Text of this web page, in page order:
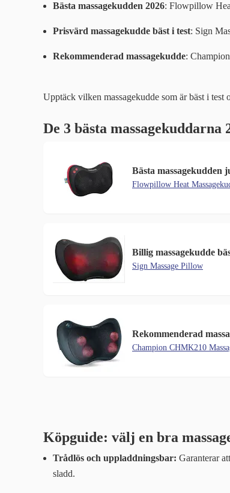
Bästa massagekudden 2026: Flowpillow
Prisvärd massagekudde bäst i test: Sign
Rekommenderad massagekudde:
Upptäck vilken massagekudde som är bäst i
De 3 bästa massagekuddarna
Bästa massagekudden
Flowpillow Heat
Billig massagekudde
Sign Massage Pillow
Rekommenderad
Champion CHMK210
Köpguide: välj en bra
Trådlös och uppladdningsbar: Garanterar
sladd.